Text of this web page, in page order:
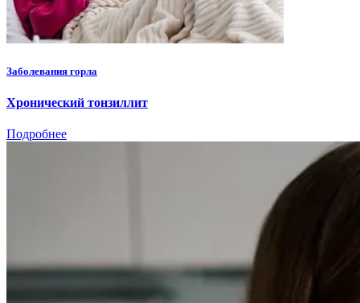
Заболевания горла
Хронический тонзиллит
Подробнее